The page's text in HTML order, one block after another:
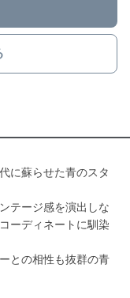
に蘇らせた青のスタ
テージ感を演出しな
ーディネートに馴染
との相性も抜群の青